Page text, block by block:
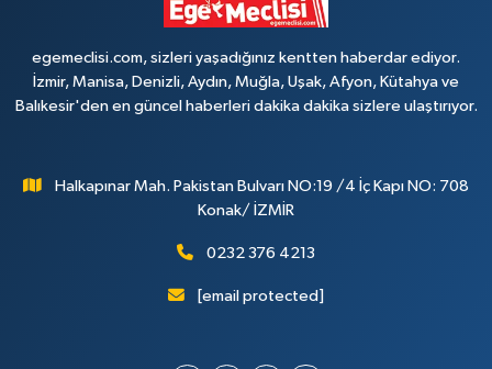
egemeclisi.com, sizleri yaşadığınız kentten haberdar ediyor.
İzmir, Manisa, Denizli, Aydın, Muğla, Uşak, Afyon, Kütahya ve
Balıkesir'den en güncel haberleri dakika dakika sizlere ulaştırıyor.
Halkapınar Mah. Pakistan Bulvarı NO:19 /4 İç Kapı NO: 708
Konak/ İZMİR
0232 376 4213
[email protected]